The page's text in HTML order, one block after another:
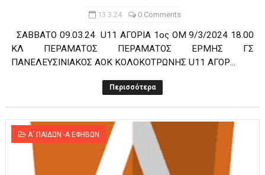
13.3.24 0 Comments
ΣΑΒΒΑΤΟ 09.03.24 U11 ΑΓΟΡΙΑ 1ος ΟΜ 9/3/2024 18.00
ΚΛ ΠΕΡΑΜΑΤΟΣ ΠΕΡΑΜΑΤΟΣ ΕΡΜΗΣ ΓΣ
ΠΑΝΕΛΕΥΣΙΝΙΑΚΟΣ ΑΟΚ ΚΟΛΟΚΟΤΡΩΝΗΣ U11 ΑΓΟΡ...
Περισσότερα
Α΄ ΠΑΙΔΩΝ -Α ΕΦΗΒΩΝ